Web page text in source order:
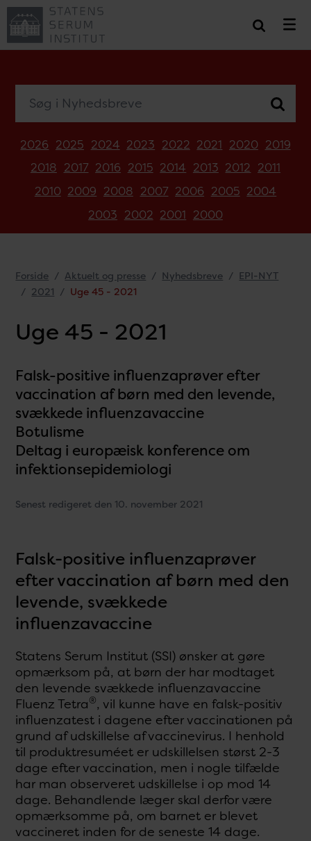
2026 2025 2024 2023 2022 2021 2020 2019
2018 2017 2016 2015 2014 2013 2012 2011
2010 2009 2008 2007 2006 2005 2004
2003 2002 2001 2000
Forside Aktuelt og presse Nyhedsbreve
EPI-NYT
2021
Uge 45 - 2021
Uge 45 - 2021
Falsk-positive influenzaprøver efter
vaccination af børn med den levende,
svækkede influenzavaccine
Botulisme
Deltag i europæisk konference om
infektionsepidemiologi
Senest redigeret den 10. november 2021
Falsk-positive influenzaprøver
efter vaccination af børn med den
levende, svækkede
influenzavaccine
Statens Serum Institut (SSI) ønsker at gøre
opmærksom på, at børn der har modtaget
den levende svækkede influenzavaccine
Fluenz Tetra®, vil kunne have en falsk-positiv
influenzatest i dagene efter vaccinationen på
grund af udskillelse af vaccinevirus. I henhold
til produktresuméet er udskillelsen størst 2-3
dage efter vaccination, men i nogle tilfælde
har man observeret udskillelse i op mod 14
dage. Behandlende læger skal derfor være
opmærksomme på, om barnet er blevet
vaccineret inden for de seneste 14 dage.